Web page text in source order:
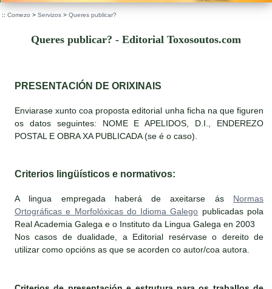
:: Comezo > Servizos > Queres publicar?
Queres publicar? - Editorial Toxosoutos.com
PRESENTACIÓN DE ORIXINAIS
Enviarase xunto coa proposta editorial unha ficha na que figuren
os datos seguintes: NOME E APELIDOS, D.I., ENDEREZO
POSTAL E OBRA XA PUBLICADA (se é o caso).
Criterios lingüísticos e normativos:
A lingua empregada haberá de axeitarse ás Normas
Ortográficas e Morfolóxicas do Idioma Galego publicadas pola
Real Academia Galega e o Instituto da Lingua Galega en 2003
Nos casos de dualidade, a Editorial resérvase o dereito de
utilizar como opcións as que se acorden co autor/coa autora.